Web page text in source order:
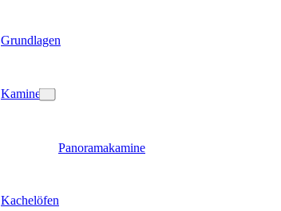
Grundlagen
Kamine
Panoramakamine
Kachelöfen